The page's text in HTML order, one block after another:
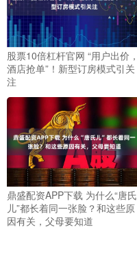
股票10倍杠杆官网 “用户出价，
酒店抢单”！新型订房模式引关
注
鼎盛配资APP下载 为什么“唐氏
儿”都长着同一张脸？和这些原
因有关，父母要知道